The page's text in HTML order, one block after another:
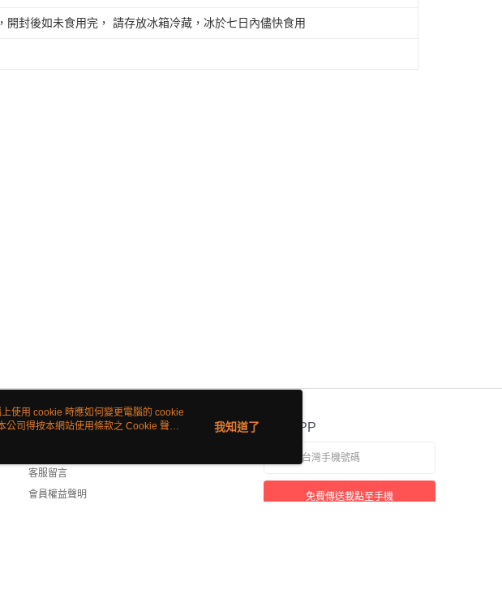
開封後如未食用完， 請存放冰箱冷藏，冰於七日內儘快食用
客服資訊
客服留言
會員權益聲明
官方APP
免費傳送載點至手機
使用 cookie 時應如何變更電腦的 cookie
公司得按本網站使用條款之 Cookie 聲明
我知道了